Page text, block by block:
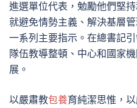
進選單位代表，勉勵他們堅
就避免情勢主義、解決基層
一系列主要指示。在總書記
隊伍教導整頓、中心和國家
展。
以嚴肅教包養育純潔思惟，